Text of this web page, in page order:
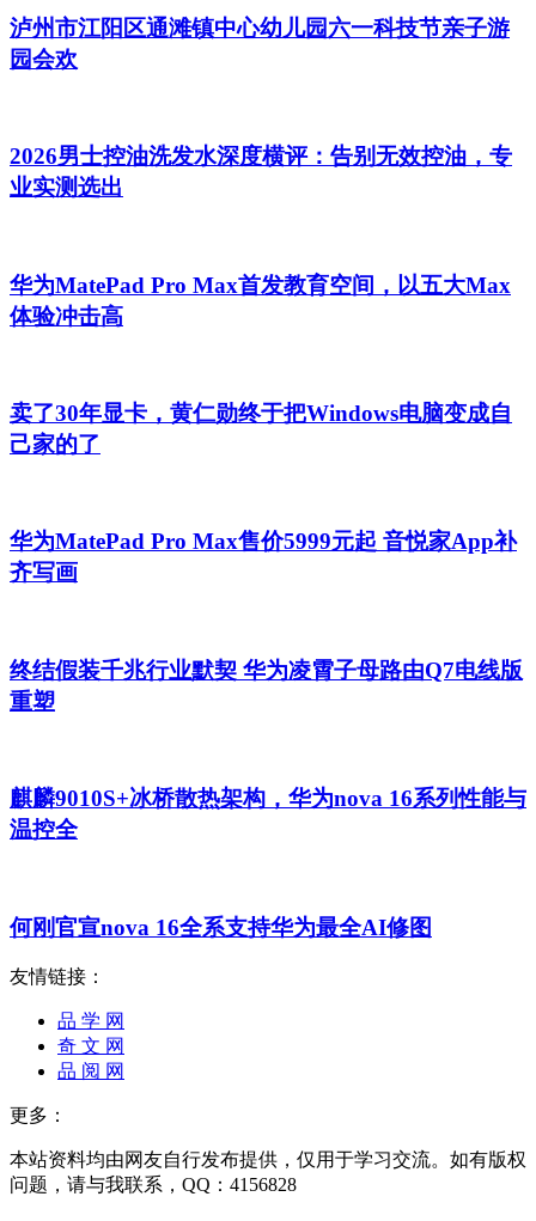
泸州市江阳区通滩镇中心幼儿园六一科技节亲子游
园会欢
2026男士控油洗发水深度横评：告别无效控油，专
业实测选出
华为MatePad Pro Max首发教育空间，以五大Max
体验冲击高
卖了30年显卡，黄仁勋终于把Windows电脑变成自
己家的了
华为MatePad Pro Max售价5999元起 音悦家App补
齐写画
终结假装千兆行业默契 华为凌霄子母路由Q7电线版
重塑
麒麟9010S+冰桥散热架构，华为nova 16系列性能与
温控全
何刚官宣nova 16全系支持华为最全AI修图
友情链接：
品 学 网
奇 文 网
品 阅 网
更多：
本站资料均由网友自行发布提供，仅用于学习交流。如有版权
问题，请与我联系，QQ：4156828